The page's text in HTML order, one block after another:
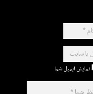
نمایش ایمیل شما